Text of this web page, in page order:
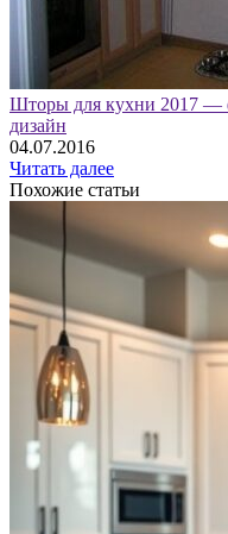
Шторы для кухни 2017 —
дизайн
04.07.2016
Читать далее
Похожие статьи